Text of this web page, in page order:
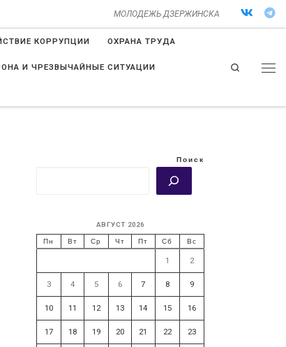
МОЛОДЕЖЬ ДЗЕРЖИНСКА
КОРРУПЦИИ ОХРАНА ТРУДА
И ЧРЕЗВЫЧАЙНЫЕ СИТУАЦИИ Search
Поиск
АВГУСТ 2026
Пн Вт Ср Чт Пт Сб Вс
1 2
3 4 5 6 7 8 9
10 11 12 13 14 15 16
17 18 19 20 21 22 23